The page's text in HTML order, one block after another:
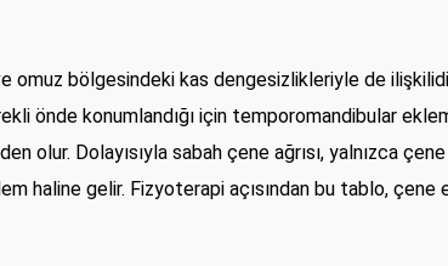
omuz bölgesindeki kas dengesizlikleriyle de
önde konumlandığı için temporomandibular
olur. Dolayısıyla sabah çene ağrısı, yalnızca
haline gelir. Fizyoterapi açısından bu tablo, çene